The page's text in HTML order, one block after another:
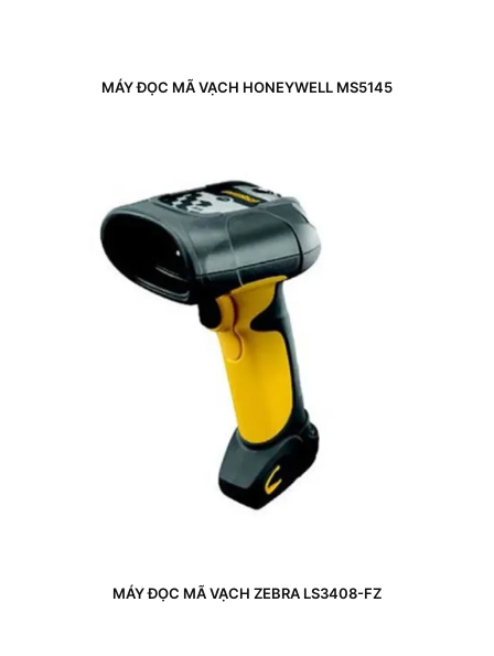
MÁY ĐỌC MÃ VẠCH HONEYWELL MS5145
MÁY ĐỌC MÃ VẠCH ZEBRA LS3408-FZ